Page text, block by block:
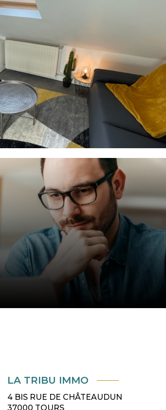
LA TRIBU IMMO
4 BIS RUE DE CHÂTEAUDUN
37000 TOURS